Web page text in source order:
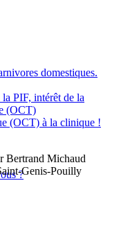
?
domestiques.
PIF, intérêt de la
(OCT)
(OCT) à la clinique !
Bertrand Michaud
Genis-Pouilly